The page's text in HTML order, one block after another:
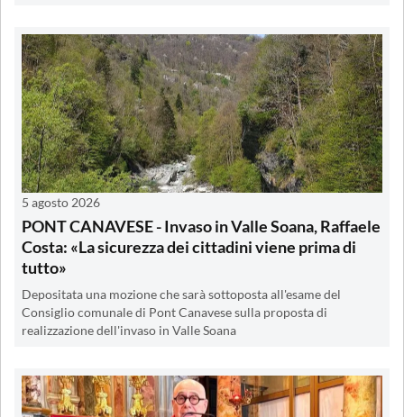
5 agosto 2026
PONT CANAVESE - Invaso in Valle Soana, Raffaele
Costa: «La sicurezza dei cittadini viene prima di
tutto»
Depositata una mozione che sarà sottoposta all'esame del
Consiglio comunale di Pont Canavese sulla proposta di
realizzazione dell'invaso in Valle Soana